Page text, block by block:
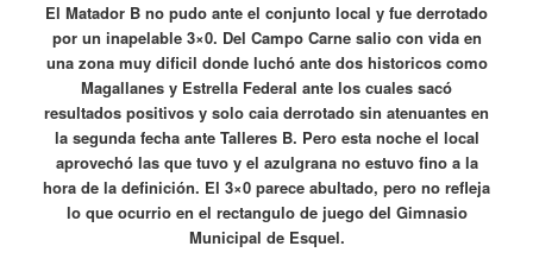
El Matador B no pudo ante el conjunto local y fue derrotado
por un inapelable 3×0. Del Campo Carne salio con vida en
una zona muy dificil donde luchó ante dos historicos como
Magallanes y Estrella Federal ante los cuales sacó
resultados positivos y solo caia derrotado sin atenuantes en
la segunda fecha ante Talleres B. Pero esta noche el local
aprovechó las que tuvo y el azulgrana no estuvo fino a la
hora de la definición. El 3×0 parece abultado, pero no refleja
lo que ocurrio en el rectangulo de juego del Gimnasio
Municipal de Esquel.